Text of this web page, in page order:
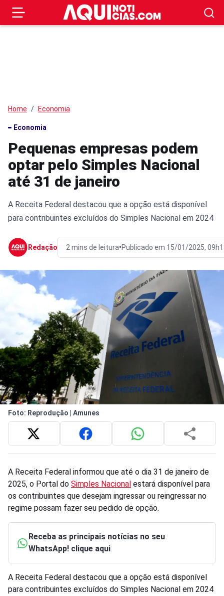
Home Economia
Economia
Pequenas empresas podem
optar pelo Simples Nacional
até 31 de janeiro
A Receita Federal destacou que a opção está disponível
para contribuintes excluídos do Simples Nacional em 2024
Redação 2 mins de leitura•Publicado em 15/01/2025,
Foto: Reprodução | Amunes
A Receita Federal informou que até o dia 31 de janeiro de
2025, o Portal do Simples Nacional estará disponível para
os contribuintes que desejam ingressar ou reingressar no
regime possam fazer seu pedido de opção.
Receba as principais notícias no seu
WhatsApp! clique aqui
A Receita Federal destacou que a opção está disponível
para contribuintes excluídos do Simples Nacional em 2024